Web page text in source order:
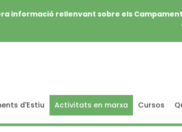
informació rellenvant sobre els
d'Estiu Activitats en marxa Cursos